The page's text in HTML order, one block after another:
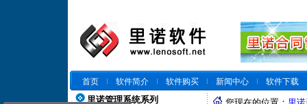
首页 软件简介 软件购买 新闻中心
软件下载
里诺管理系统系列